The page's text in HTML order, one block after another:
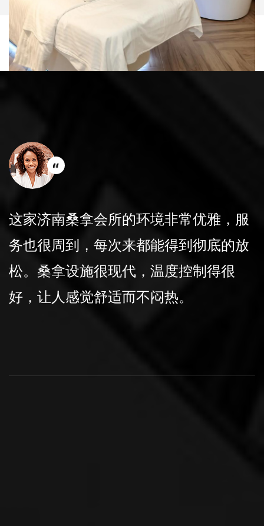
会所的更衣室非常干净，提供的洗浴用
品都是高品质，让人感觉贴心。非常喜
欢这里的按摩服务，技师手法专业，服
务后整个人都轻松多了。桑拿会所的位